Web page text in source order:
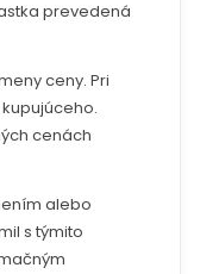
prevedená
ceny. Pri
cenách
alebo
s týmito